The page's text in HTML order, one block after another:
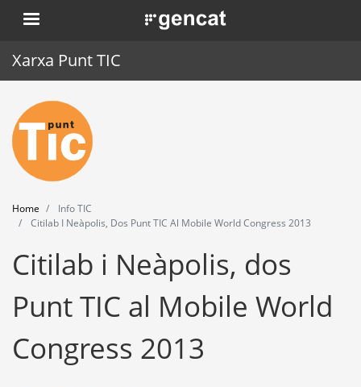
Skip
to
. Obre en una nova finestra.
Xarxa Punt TIC
Home
Punt TIC
News
Events
Training
Home
Info TIC
Citilab I Neàpolis, Dos Punt TIC Al Mobile World Congress 2013
Citilab i Neàpolis, dos
Punt TIC al Mobile World
Congress 2013